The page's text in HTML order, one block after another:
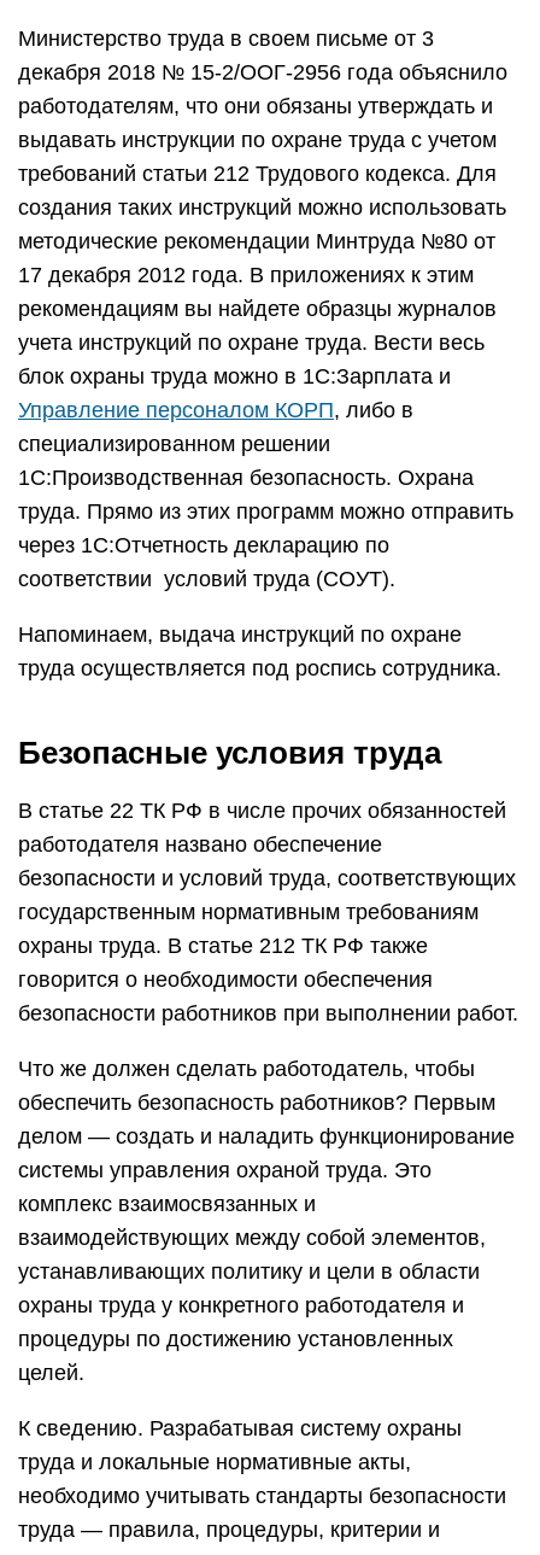
Министерство труда в своем письме от 3
декабря 2018 № 15-2/ООГ-2956 года объяснило
работодателям, что они обязаны утверждать и
выдавать инструкции по охране труда с учетом
требований статьи 212 Трудового кодекса. Для
создания таких инструкций можно использовать
методические рекомендации Минтруда №80 от
17 декабря 2012 года. В приложениях к этим
рекомендациям вы найдете образцы журналов
учета инструкций по охране труда. Вести весь
блок охраны труда можно в 1С:Зарплата и
Управление персоналом КОРП, либо в
специализированном решении
1С:Производственная безопасность. Охрана
труда. Прямо из этих программ можно отправить
через 1С:Отчетность декларацию по
соответствии условий труда (СОУТ).
Напоминаем, выдача инструкций по охране
труда осуществляется под роспись сотрудника.
Безопасные условия труда
В статье 22 ТК РФ в числе прочих обязанностей
работодателя названо обеспечение
безопасности и условий труда, соответствующих
государственным нормативным требованиям
охраны труда. В статье 212 ТК РФ также
говорится о необходимости обеспечения
безопасности работников при выполнении работ.
Что же должен сделать работодатель, чтобы
обеспечить безопасность работников? Первым
делом — создать и наладить функционирование
системы управления охраной труда. Это
комплекс взаимосвязанных и
взаимодействующих между собой элементов,
устанавливающих политику и цели в области
охраны труда у конкретного работодателя и
процедуры по достижению установленных
целей.
К сведению. Разрабатывая систему охраны
труда и локальные нормативные акты,
необходимо учитывать стандарты безопасности
труда — правила, процедуры, критерии и